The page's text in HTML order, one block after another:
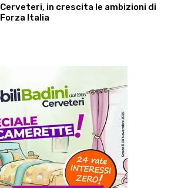
Cerveteri, in crescita le ambizioni di
Forza Italia